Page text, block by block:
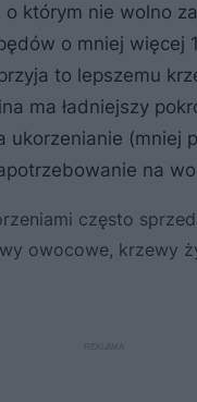
o którym nie wolno
o mniej więcej
to lepszemu
ma ładniejszy
ukorzenianie (mniej
na
często
owocowe, krzewy